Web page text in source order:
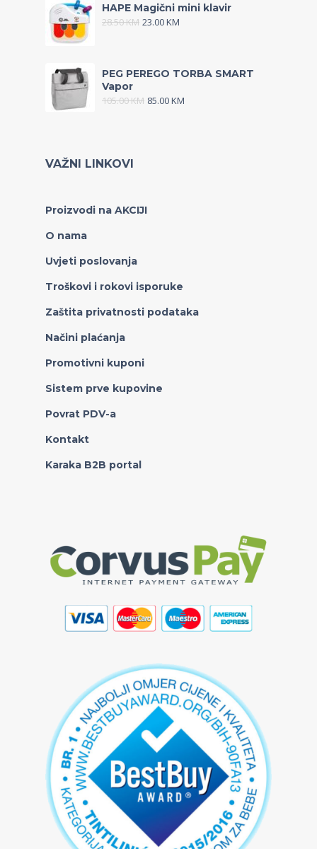
HAPE Magični mini klavir
28.50KM 23.00KM
PEG PEREGO TORBA SMART
Vapor
105.00KM 85.00KM
VAŽNI LINKOVI
Proizvodi na AKCIJI
O nama
Uvjeti poslovanja
Troškovi i rokovi isporuke
Zaštita privatnosti podataka
Načini plaćanja
Promotivni kuponi
Sistem prve kupovine
Povrat PDV-a
Kontakt
Karaka B2B portal